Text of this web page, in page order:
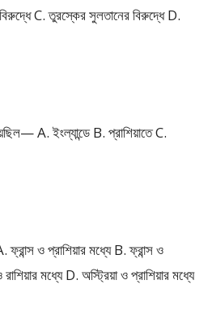
C. তুরস্কের সুলতানের বিরুদ্ধে D.
A. ইংল্যান্ডে B. প্রাশিয়াতে C.
ও প্রাশিয়ার মধ্যে B. ফ্রান্স ও
মধ্যে D. অস্ট্রিয়া ও প্রাশিয়ার মধ্যে